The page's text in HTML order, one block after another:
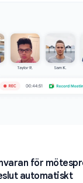
för
automatiskt